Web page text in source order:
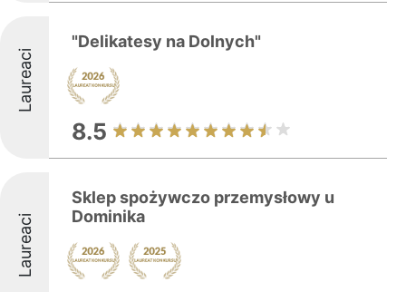
Laureaci
"Delikatesy na Dolnych"
8.5
Laureaci
Sklep spożywczo przemysłowy u
Dominika